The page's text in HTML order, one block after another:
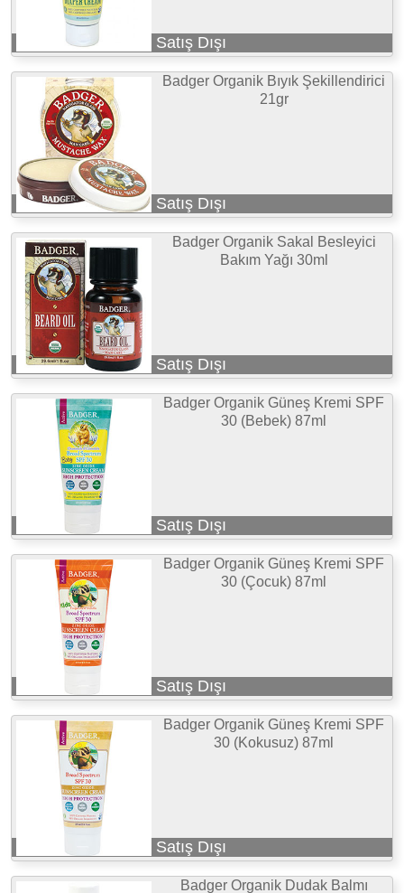
Satış Dışı
Badger Organik Bıyık Şekillendirici
21gr
Satış Dışı
Badger Organik Sakal Besleyici
Bakım Yağı 30ml
Satış Dışı
Badger Organik Güneş Kremi SPF
30 (Bebek) 87ml
Satış Dışı
Badger Organik Güneş Kremi SPF
30 (Çocuk) 87ml
Satış Dışı
Badger Organik Güneş Kremi SPF
30 (Kokusuz) 87ml
Satış Dışı
Badger Organik Dudak Balmı